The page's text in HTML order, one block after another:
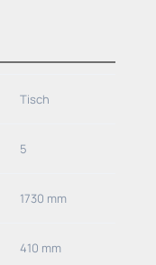
Tisch
5
1730 mm
410 mm